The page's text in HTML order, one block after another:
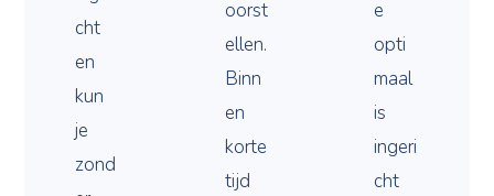
cht
en
kun
je
zond
oorst
ellen.
Binn
en
korte
tijd
e
opti
maal
is
ingeri
cht